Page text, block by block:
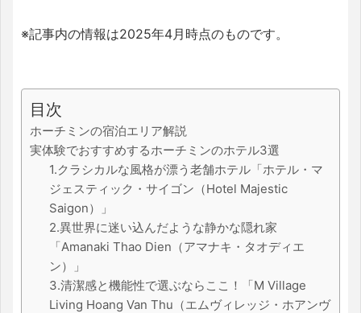
※記事内の情報は2025年4月時点のものです。
目次
ホーチミンの宿泊エリア解説
実体験でおすすめするホーチミンのホテル3選
1.クラシカルな風格が漂う老舗ホテル「ホテル・マ
ジェスティック・サイゴン（Hotel Majestic
Saigon）」
2.異世界に迷い込んだような静かな隠れ家
「Amanaki Thao Dien（アマナキ・タオディエ
ン）」
3.清潔感と機能性で選ぶならここ！「M Village
Living Hoang Van Thu（エムヴィレッジ・ホアンヴ